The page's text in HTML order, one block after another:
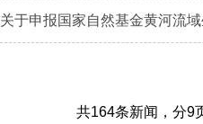
关于申报国家自然基金黄河流
共164条新闻，分9